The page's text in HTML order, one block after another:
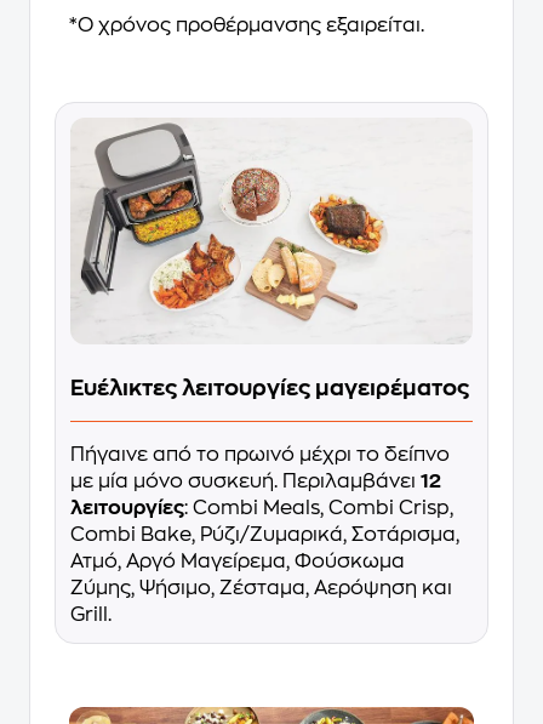
*Ο χρόνος προθέρμανσης εξαιρείται.
Ευέλικτες λειτουργίες μαγειρέματος
Πήγαινε από το πρωινό μέχρι το δείπνο
με μία μόνο συσκευή. Περιλαμβάνει 12
λειτουργίες: Combi Meals, Combi Crisp,
Combi Bake, Ρύζι/Ζυμαρικά, Σοτάρισμα,
Ατμό, Αργό Μαγείρεμα, Φούσκωμα
Ζύμης, Ψήσιμο, Ζέσταμα, Αερόψηση και
Grill.